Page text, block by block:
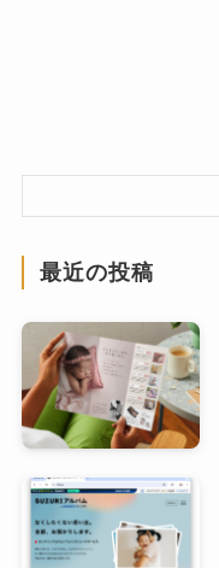
最近の投稿